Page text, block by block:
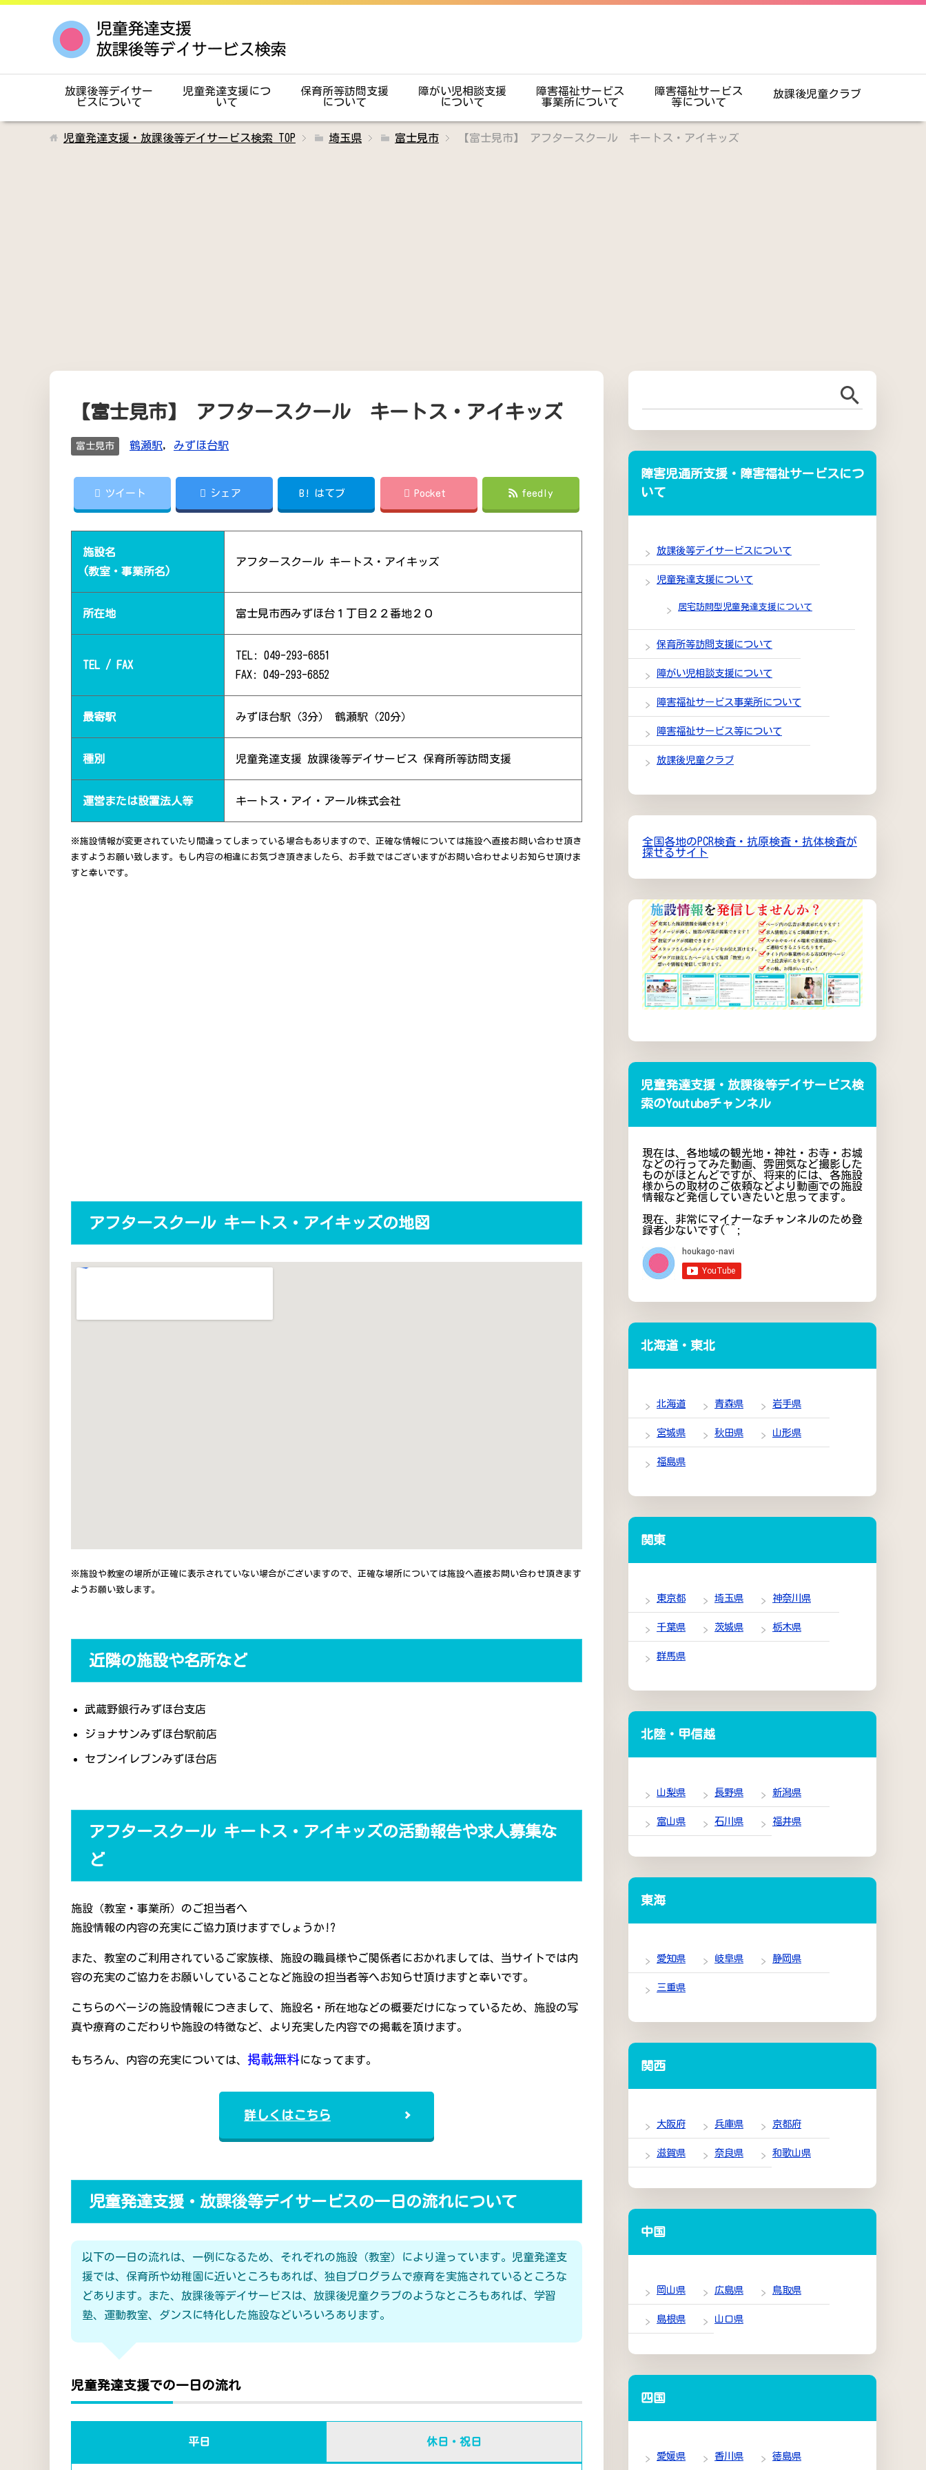
放課後等デイサー
ビスについて
児童発達支援につ
いて
保育所等訪問支援
について
障がい児相談支援
について
障害福祉サービス
事業所について
障害福祉サービス
等について
放課後児童クラブ
児童発達支援・放課後等デイサービス検索 TOP 埼玉県 富士見市 【富士見市】 アフタースクール キートス・アイキッズ
【富士見市】 アフタースクール キートス・アイキッズ
富士見市 鶴瀬駅, みずほ台駅
ツイート シェア B! はてブ Pocket feedly
施設名
(教室・事業所名)
アフタースクール キートス・アイキッズ
所在地 富士見市西みずほ台１丁目２２番地２０
TEL / FAX
TEL: 049-293-6851
FAX: 049-293-6852
最寄駅 みずほ台駅（3分） 鶴瀬駅（20分）
種別 児童発達支援 放課後等デイサービス 保育所等訪問支援
運営または設置法人等 キートス・アイ・アール株式会社
※施設情報が変更されていたり間違ってしまっている場合もありますので、正確な情報については施設へ直接お問い合わせ頂き
ますようお願い致します。もし内容の相違にお気づき頂きましたら、お手数ではございますがお問い合わせよりお知らせ頂けま
すと幸いです。
アフタースクール キートス・アイキッズの地図
※施設や教室の場所が正確に表示されていない場合がございますので、正確な場所については施設へ直接お問い合わせ頂きます
ようお願い致します。
近隣の施設や名所など
武蔵野銀行みずほ台支店
ジョナサンみずほ台駅前店
セブンイレブンみずほ台店
アフタースクール キートス・アイキッズの活動報告や求人募集な
ど
施設（教室・事業所）のご担当者へ
施設情報の内容の充実にご協力頂けますでしょうか!?
また、教室のご利用されているご家族様、施設の職員様やご関係者におかれましては、当サイトでは内
容の充実のご協力をお願いしていることなど施設の担当者等へお知らせ頂けますと幸いです。
こちらのページの施設情報につきまして、施設名・所在地などの概要だけになっているため、施設の写
真や療育のこだわりや施設の特徴など、より充実した内容での掲載を頂けます。
もちろん、内容の充実については、 掲載無料になってます。
詳しくはこちら
児童発達支援・放課後等デイサービスの一日の流れについて
以下の一日の流れは、一例になるため、それぞれの施設（教室）により違っています。児童発達支
援では、保育所や幼稚園に近いところもあれば、独自プログラムで療育を実施されているところな
どあります。また、放課後等デイサービスは、放課後児童クラブのようなところもあれば、学習
塾、運動教室、ダンスに特化した施設などいろいろあります。
児童発達支援での一日の流れ
平日 休日・祝日
障害児通所支援・障害福祉サービスにつ
いて
放課後等デイサービスについて
児童発達支援について
居宅訪問型児童発達支援について
保育所等訪問支援について
障がい児相談支援について
障害福祉サービス事業所について
障害福祉サービス等について
放課後児童クラブ
全国各地のPCR検査・抗原検査・抗体検査が
探せるサイト
児童発達支援・放課後等デイサービス検
索のYoutubeチャンネル
現在は、各地域の観光地・神社・お寺・お城
などの行ってみた動画、雰囲気など撮影した
ものがほとんどですが、将来的には、各施設
様からの取材のご依頼などより動画での施設
情報など発信していきたいと思ってます。
現在、非常にマイナーなチャンネルのため登
録者少ないです(^^;
北海道・東北
北海道 青森県 岩手県
宮城県 秋田県 山形県
福島県
関東
東京都 埼玉県 神奈川県
千葉県 茨城県 栃木県
群馬県
北陸・甲信越
山梨県 長野県 新潟県
富山県 石川県 福井県
東海
愛知県 岐阜県 静岡県
三重県
関西
大阪府 兵庫県 京都府
滋賀県 奈良県 和歌山県
中国
岡山県 広島県 鳥取県
島根県 山口県
四国
愛媛県 香川県 徳島県